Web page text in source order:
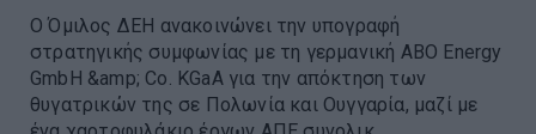
Ο Όμιλος ΔΕΗ ανακοινώνει την υπογραφή
στρατηγικής συμφωνίας με τη γερμανική ABO Energy
GmbH &amp; Co. KGaA για την απόκτηση των
θυγατρικών της σε Πολωνία και Ουγγαρία, μαζί με